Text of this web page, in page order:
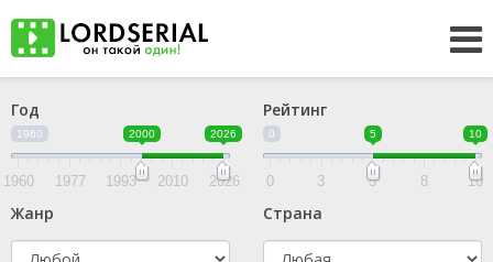
Год
1960 2000 2026
1960 1977 1993 2010 2026
Рейтинг
0 5 10
0 3 5 8 10
Жанр Страна